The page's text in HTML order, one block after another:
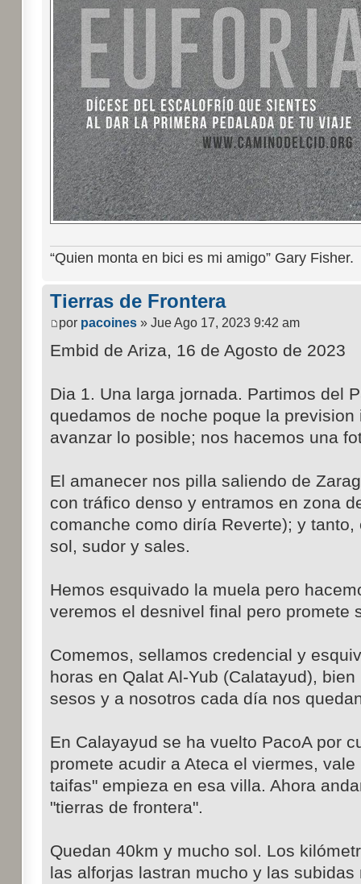
“Quien monta en bici es mi amigo” Gary Fisher.
Tierras de Frontera
por pacoines» Jue Ago 17, 2023 9:42 am
Embid de Ariza, 16 de Agosto de 2023
Dia 1. Una larga jornada. Partimos del
quedamos de noche poque la
avanzar lo posible; nos hacemos una
El amanecer nos pilla saliendo de
con tráfico denso y entramos en zona
comanche como diría Reverte); y
sol, sudor y sales.
Hemos esquivado la muela pero
veremos el desnivel final pero promete
Comemos, sellamos credencial y
horas en Qalat Al-Yub (Calatayud),
sesos y a nosotros cada día nos
En Calayayud se ha vuelto PacoA por
promete acudir a Ateca el viermes,
taifas" empieza en esa villa. Ahora
"tierras de frontera".
Quedan 40km y mucho sol. Los
las alforjas lastran mucho y las